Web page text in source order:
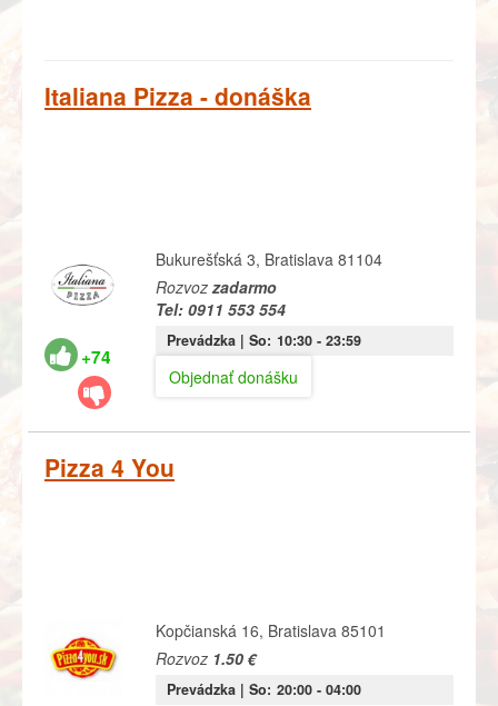
Italiana Pizza - donáška
+74
Bukurešťská 3, Bratislava 81104
Rozvozzadarmo
Tel: 0911 553 554
Prevádzka | So: 10:30- 23:59
Objednať donášku
Pizza 4 You
Kopčianská 16, Bratislava 85101
Rozvoz 1.50 €
Prevádzka | So: 20:00- 04:00